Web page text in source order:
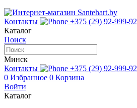
Контакты +375 (29) 92-999-92
Каталог
Поиск
Минск
Контакты
+375 (29) 92-999-92
0 Избранное 0 Корзина
Войти
Каталог